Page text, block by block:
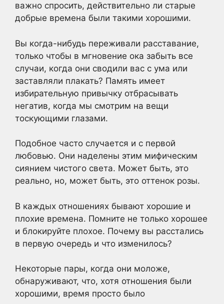
важно спросить, действительно ли старые
добрые времена были такими хорошими.
Вы когда-нибудь переживали расставание,
только чтобы в мгновение ока забыть все
случаи, когда они сводили вас с ума или
заставляли плакать? Память имеет
избирательную привычку отбрасывать
негатив, когда мы смотрим на вещи
тоскующими глазами.
Подобное часто случается и с первой
любовью. Они наделены этим мифическим
сиянием чистого света. Может быть, это
реально, но, может быть, это оттенок розы.
В каждых отношениях бывают хорошие и
плохие времена. Помните не только хорошее
и блокируйте плохое. Почему вы расстались
в первую очередь и что изменилось?
Некоторые пары, когда они моложе,
обнаруживают, что, хотя отношения были
хорошими, время просто было